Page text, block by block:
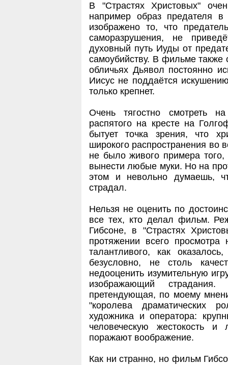
В "Страстях Христовых"
например образ предателя
изображено то, что
саморазрушения, не
духовный путь Иуды от
самоубийству. В фильме
обличьях Дьявол постоянно
Иисус не поддаётся
только крепнет.
Очень тягостно смотреть
распятого на кресте на
бытует точка зрения, что
широкого распространения
не было живого примера
вынести любые муки. Но на
этом и невольно думаешь,
страдал.
Нельзя не оценить по
все тех, кто делал фильм.
Гибсоне, в "Страстях
протяжении всего
талантливого, как
безусловно, не столь
недооценить изумительную
изображающий
претендующая, по моему
"королева драматических
художника и оператора:
человеческую жестокость и
поражают воображение.
Как ни странно, но фильм